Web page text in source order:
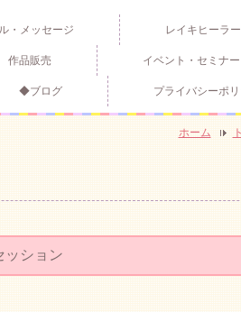
・メッセージ レイキヒーラ
作品販売 イベント・セミナ
◆ブログ プライバシーポ
ホーム
ッション